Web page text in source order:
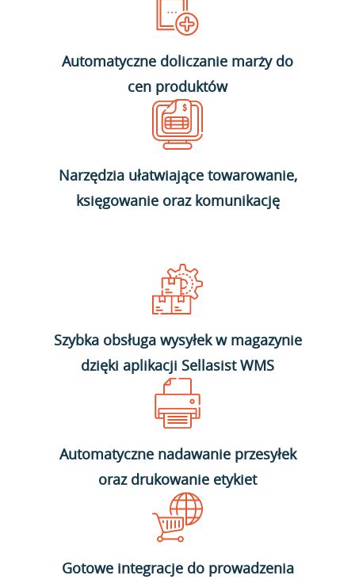
Automatyczne doliczanie marży do
cen produktów
Narzędzia ułatwiające towarowanie,
księgowanie oraz komunikację
Szybka obsługa wysyłek w magazynie
dzięki aplikacji Sellasist WMS
Automatyczne nadawanie przesyłek
oraz drukowanie etykiet
Gotowe integracje do prowadzenia